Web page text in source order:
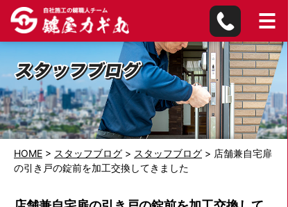
HOME > スタッフブログ > スタッフブログ > 店舗兼自宅扉
の引き戸の錠前を加工交換してきました